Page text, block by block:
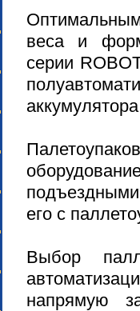
веса и
серии
его с
Выбор
напрямую